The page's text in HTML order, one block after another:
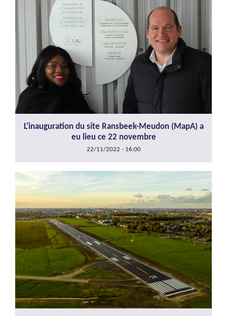
L'inauguration du site Ransbeek-Meudon (MapA) a
eu lieu ce 22 novembre
22/11/2022 - 16:00